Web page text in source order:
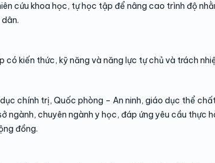
cứu khoa học, tự học tập để nâng cao trình độ
có kiến thức, kỹ năng và năng lực tự chủ và trách
chính trị, Quốc phòng – An ninh, giáo dục thể
ngành, chuyên ngành y học, đáp ứng yêu cầu thực
đồng.